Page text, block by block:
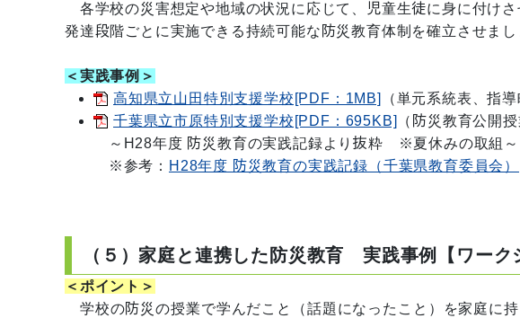
各学校の災害想定や地域の状況に応じて、児童生徒に身に付けさ
発達段階ごとに実施できる持続可能な防災教育体制を確立させまし
＜実践事例＞
高知県立山田特別支援学校[PDF：1MB]
（単元系統表、指導
千葉県立市原特別支援学校[PDF：695KB]
（防災教育公開授
～H28年度 防災教育の実践記録より抜粋 ※夏休みの取組～
※参考： H28年度 防災教育の実践記録（千葉県教育委員会）
（５）家庭と連携した防災教育 実践事例【ワーク
＜ポイント＞
学校の防災の授業で学んだこと（話題になったこと）を家庭に